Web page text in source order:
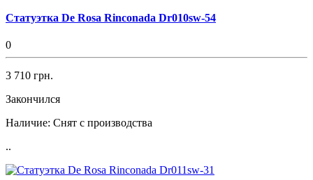
Статуэтка De Rosa Rinconada Dr010sw-54
0
3 710 грн.
Закончился
Наличие: Снят с производства
..